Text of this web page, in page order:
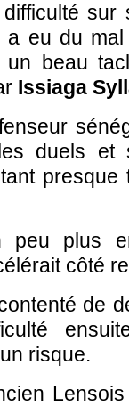
sur
a eu du
beau
Issiaga
duels et
plus
côté
de
risque.